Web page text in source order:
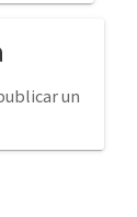
un